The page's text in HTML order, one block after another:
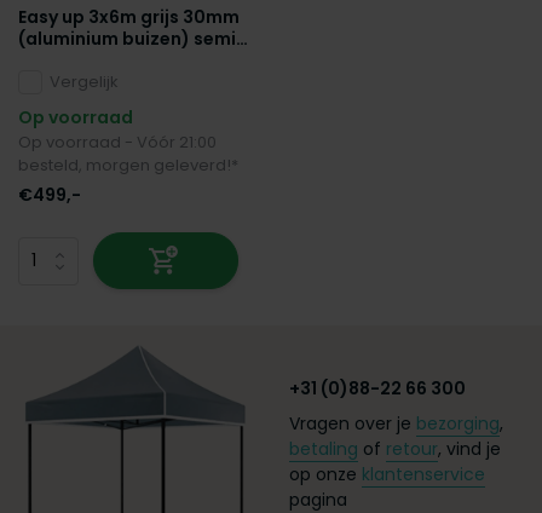
Easy up 3x6m grijs 30mm
(aluminium buizen) semi
opvouwbaar
Vergelijk
Op voorraad
Op voorraad - Vóór 21:00
besteld, morgen geleverd!*
€499,-
+31 (0)88-22 66 300
Vragen over je bezorging,
betaling of retour, vind je
op onze klantenservice
pagina